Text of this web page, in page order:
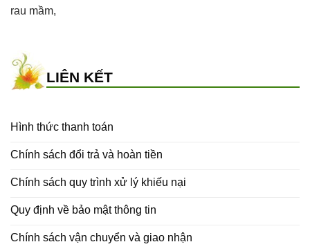
rau mầm,
LIÊN KẾT
Hình thức thanh toán
Chính sách đổi trả và hoàn tiền
Chính sách quy trình xử lý khiếu nại
Quy định về bảo mật thông tin
Chính sách vận chuyển và giao nhận